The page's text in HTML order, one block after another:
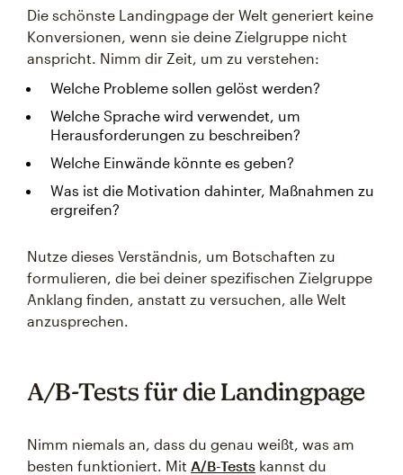
Die schönste Landingpage der Welt generiert keine
Konversionen, wenn sie deine Zielgruppe nicht
anspricht. Nimm dir Zeit, um zu verstehen:
Welche Probleme sollen gelöst werden?
Welche Sprache wird verwendet, um
Herausforderungen zu beschreiben?
Welche Einwände könnte es geben?
Was ist die Motivation dahinter, Maßnahmen zu
ergreifen?
Nutze dieses Verständnis, um Botschaften zu
formulieren, die bei deiner spezifischen Zielgruppe
Anklang finden, anstatt zu versuchen, alle Welt
anzusprechen.
A/B-Tests für die Landingpage
Nimm niemals an, dass du genau weißt, was am
besten funktioniert. Mit A/B-Tests kannst du